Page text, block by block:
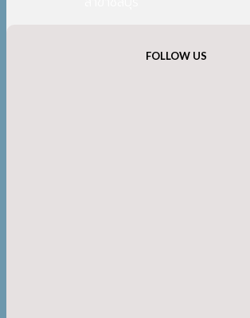
FOLLOW US